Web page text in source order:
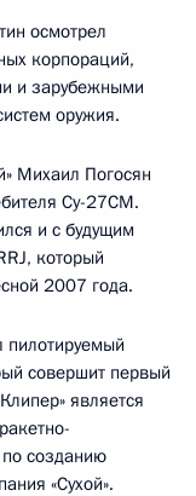
осмотрел
корпораций,
и зарубежными
оружия.
Михаил Погосян
Су-27СМ.
и с будущим
который
2007 года.
совершит первый
является
созданию
«Сухой».